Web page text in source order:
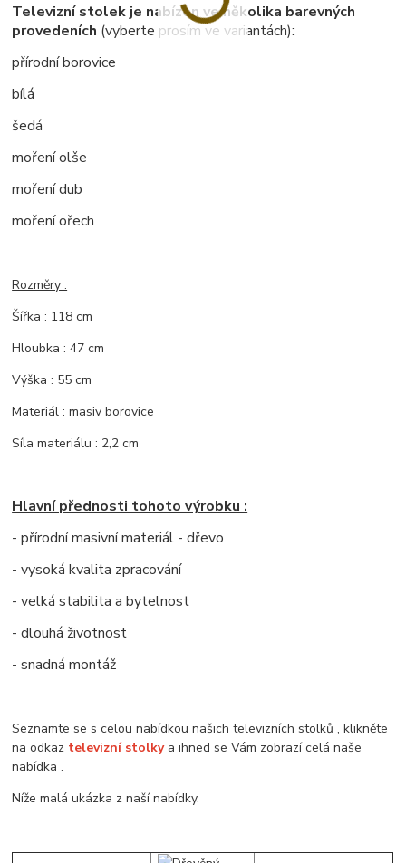
Televizní stolek je nabízen ve několika barevných
provedeních (vyberte prosím ve variantách):
přírodní borovice
bílá
šedá
moření olše
moření dub
moření ořech
Rozměry :
Šířka : 118 cm
Hloubka : 47 cm
Výška : 55 cm
Materiál : masiv borovice
Síla materiálu : 2,2 cm
Hlavní přednosti tohoto výrobku :
- přírodní masivní materiál - dřevo
- vysoká kvalita zpracování
- velká stabilita a bytelnost
- dlouhá životnost
- snadná montáž
Seznamte se s celou nabídkou našich televizních stolků , klikněte
na odkaz televizní stolkya ihned se Vám zobrazí celá naše
nabídka .
Níže malá ukázka z naší nabídky.